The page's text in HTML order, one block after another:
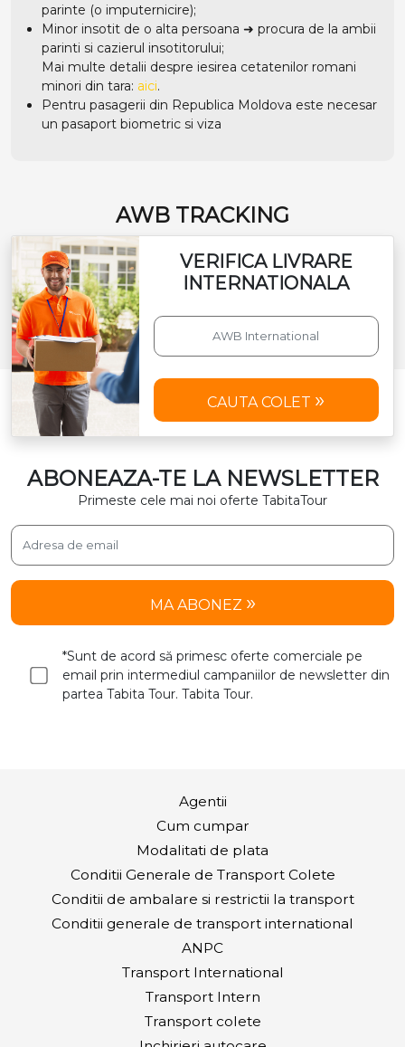
parinte (o imputernicire);
Minor insotit de o alta persoana ➜ procura de la ambii
parinti si cazierul insotitorului;
Mai multe detalii despre iesirea cetatenilor romani
minori din tara: aici.
Pentru pasagerii din Republica Moldova este necesar
un pasaport biometric si viza
AWB TRACKING
VERIFICA LIVRARE
INTERNATIONALA
CAUTA COLET
ABONEAZA-TE LA NEWSLETTER
Primeste cele mai noi oferte TabitaTour
MA ABONEZ
*Sunt de acord să primesc oferte comerciale pe
email prin intermediul campaniilor de newsletter din
partea Tabita Tour. Tabita Tour.
Agentii
Cum cumpar
Modalitati de plata
Conditii Generale de Transport Colete
Conditii de ambalare si restrictii la transport
Conditii generale de transport international
ANPC
Transport International
Transport Intern
Transport colete